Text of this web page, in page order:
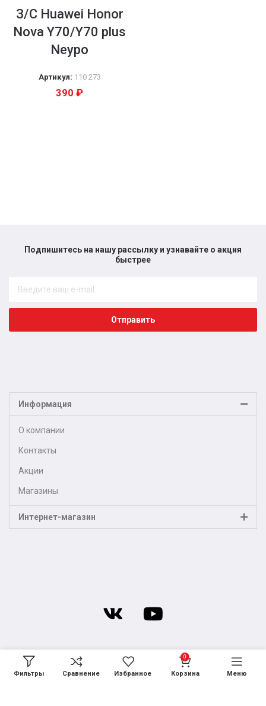
З/С Huawei Honor
Nova Y70/Y70 plus
Neypo
Артикул: 110 273
390 ₽
Подпишитесь на нашу рассылку и узнавайте о акция
быстрее​
Отправить
Информация
О компании
Контакты
Акции
Магазины
Интернет-магазин
Фильтры Сравнение Избранное
0
Корзина Меню